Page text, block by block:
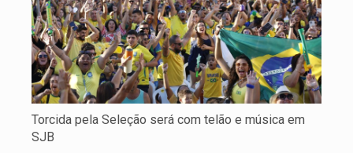
Torcida pela Seleção será com telão e música em
SJB